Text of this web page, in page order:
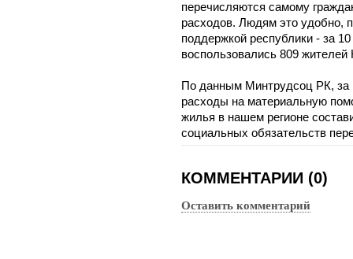
перечисляются самому
расходов. Людям это удобно,
поддержкой республики - за
воспользовались 809
По данным Минтрудсоц РК, за
расходы на материальную
жилья в нашем регионе
социальных обязательств
КОММЕНТАРИИ (0)
Оставить комментарий